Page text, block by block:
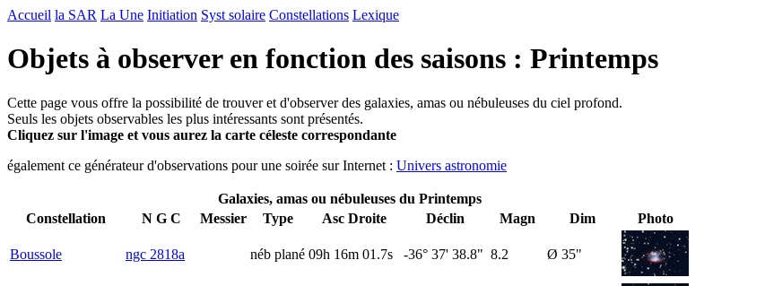
Accueil la SAR La Une Initiation Syst solaire Constellations Lexique
Objets à observer en fonction des saisons : Printemps
Cette page vous offre la possibilité de trouver et d'observer des galaxies, amas ou nébuleuses du ciel profond.
Seuls les objets observables les plus intéressants sont présentés.
Cliquez sur l'image et vous aurez la carte céleste correspondante
également ce générateur d'observations pour une soirée sur Internet : Univers astronomie
Galaxies, amas ou nébuleuses du Printemps
Constellation
N G C Messier Type Asc Droite Déclin Magn Dim Photo
Boussole ngc 2818a néb plané 09h 16m 01.7s -36° 37' 38.8" 8.2 Ø 35"